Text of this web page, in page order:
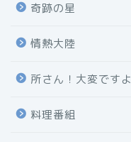
奇跡の星
情熱大陸
所さん！大変ですよ
料理番組